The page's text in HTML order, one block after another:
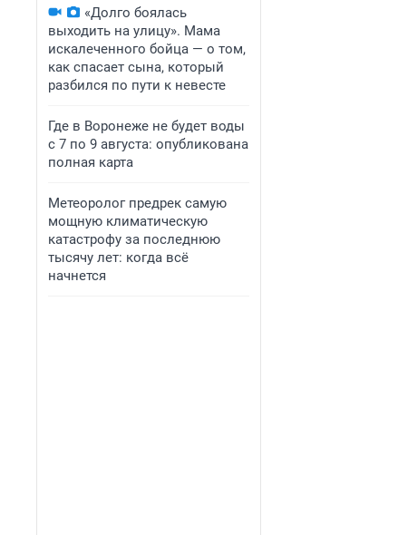
«Долго боялась
выходить на улицу». Мама
искалеченного бойца — о том,
как спасает сына, который
разбился по пути к невесте
Где в Воронеже не будет воды
с 7 по 9 августа: опубликована
полная карта
Метеоролог предрек самую
мощную климатическую
катастрофу за последнюю
тысячу лет: когда всё
начнется